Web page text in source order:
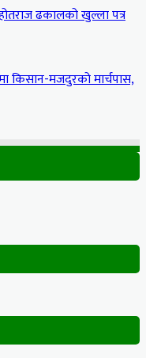
ढकालको खुल्ला पत्र
किसान-मजदुरको मार्चपास,